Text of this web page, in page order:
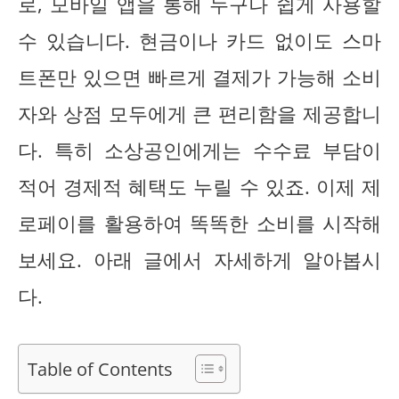
수 있습니다. 현금이나 카드 없이도 스마
트폰만 있으면 빠르게 결제가 가능해 소비
자와 상점 모두에게 큰 편리함을 제공합니
다. 특히 소상공인에게는 수수료 부담이
적어 경제적 혜택도 누릴 수 있죠. 이제 제
로페이를 활용하여 똑똑한 소비를 시작해
보세요. 아래 글에서 자세하게 알아봅시
다.
Table of Contents